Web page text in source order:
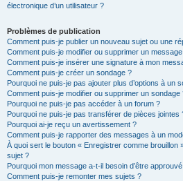
électronique d’un utilisateur ?
Problèmes de publication
Comment puis-je publier un nouveau sujet ou une
Comment puis-je modifier ou supprimer un
Comment puis-je insérer une signature à mon
Comment puis-je créer un sondage ?
Pourquoi ne puis-je pas ajouter plus d’options à un
Comment puis-je modifier ou supprimer un sondage
Pourquoi ne puis-je pas accéder à un forum ?
Pourquoi ne puis-je pas transférer de pièces jointes
Pourquoi ai-je reçu un avertissement ?
Comment puis-je rapporter des messages à un
À quoi sert le bouton « Enregistrer comme brouillon
sujet ?
Pourquoi mon message a-t-il besoin d’être
Comment puis-je remonter mes sujets ?